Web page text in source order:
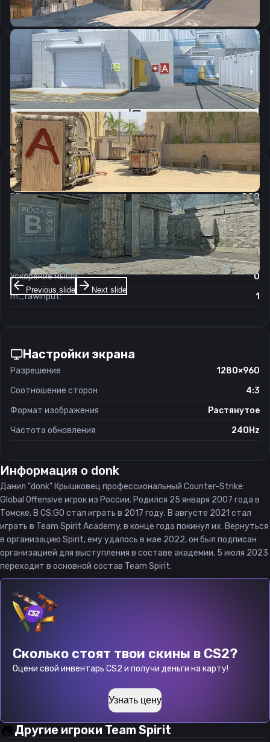
Previous slide Next slide
Скопировать
Параметры запуска
-freq 240 -console +mat_queue_mode 2
Скопировать
Настройки мыши
DPI:
800
Чувствительность мыши в игре:
1.25
Чувствительность мыши в зуме:
1
Чувствительность мыши в Windows:
6/11
Ускорение мыши:
0
m_rawinput:
1
Настройки экрана
Разрешение
1280×960
Соотношение сторон
4:3
Формат изображения
Растянутое
Частота обновления
240Hz
Информация о donk
Данил "donk" Крышковец профессиональный Counter-Strike:
Global Offensive игрок из России. Родился 25 января 2007 года в
Томске. В CS:GO стал играть в 2017 году. В августе 2021 стал
играть в Team Spirit Academy, в конце года покинул их. Вернуться
в организацию Spirit, ему удалось в мае 2022, он был подписан
организацией для выступления в составе академии. 5 июля 2023
переходит в основной состав Team Spirit.
Сколько стоят твои скины в CS2?
Оцени свой инвентарь CS2 и получи деньги на карту!
Узнать цену
Другие игроки Team Spirit